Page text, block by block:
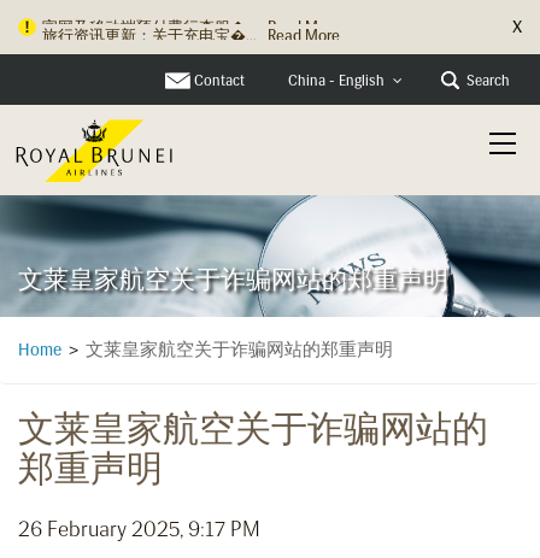
旅行资讯更新：关于充电宝�... Read More X
Contact China - English Search
文莱皇家航空关于诈骗网站的郑重声明
Home > 文莱皇家航空关于诈骗网站的郑重声明
文莱皇家航空关于诈骗网站的
郑重声明
26 February 2025, 9:17 PM